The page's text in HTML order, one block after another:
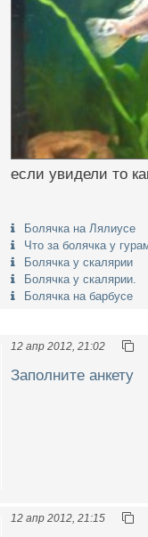
если увидели то
Болячка на Лялиусе
Что за болячка у
Болячка у скалярии
Болячка у скалярии.
Болячка на барбусе
12 апр 2012, 21:02
Заполните анкету
12 апр 2012, 21:15